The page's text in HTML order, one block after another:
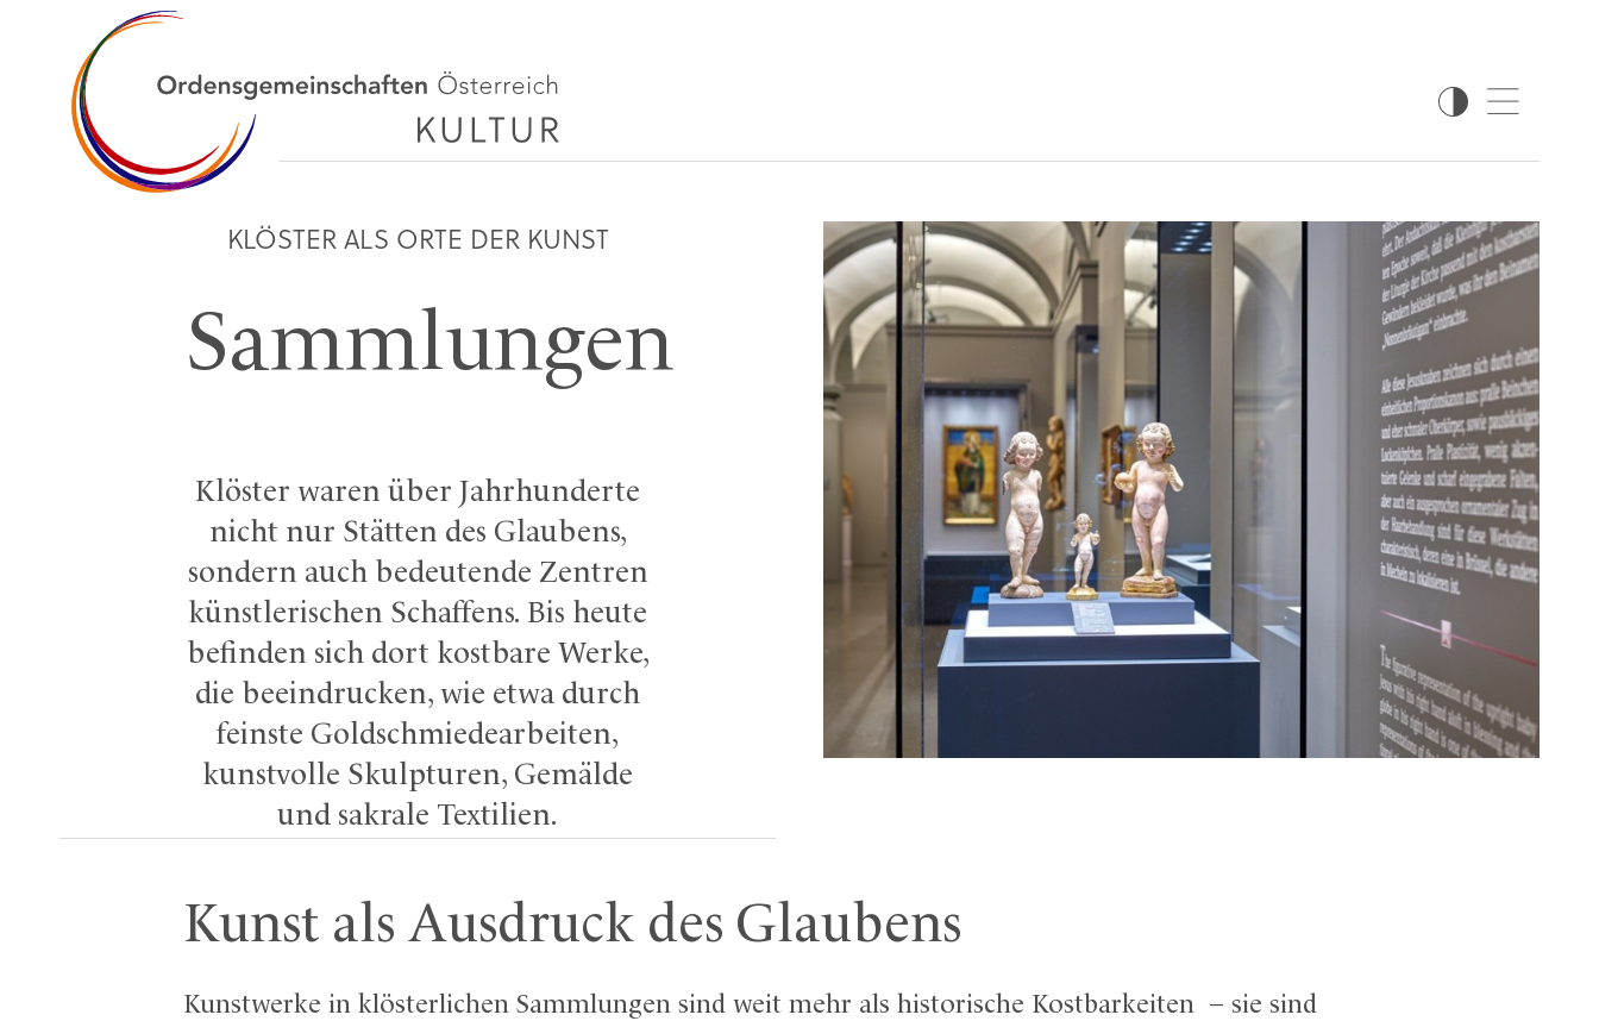
KLÖSTER ALS ORTE DER KUNST
Sammlungen
Klöster waren über Jahrhunderte
nicht nur Stätten des Glaubens,
sondern auch bedeutende Zentren
künstlerischen Schaffens. Bis heute
befinden sich dort kostbare Werke,
die beeindrucken, wie etwa durch
feinste Goldschmiedearbeiten,
kunstvolle Skulpturen, Gemälde
und sakrale Textilien.
Kunst als Ausdruck des Glaubens
Kunstwerke in klösterlichen Sammlungen sind weit mehr als historische Kostbarkeiten – sie sind